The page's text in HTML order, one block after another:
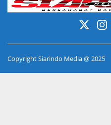
Copyright Siarindo Media @ 2025